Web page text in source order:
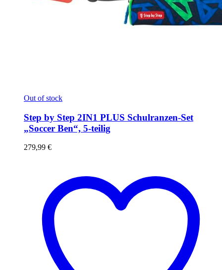
Out of stock
Step by Step 2IN1 PLUS Schulranzen-Set
„Soccer Ben“, 5-teilig
279,99 €